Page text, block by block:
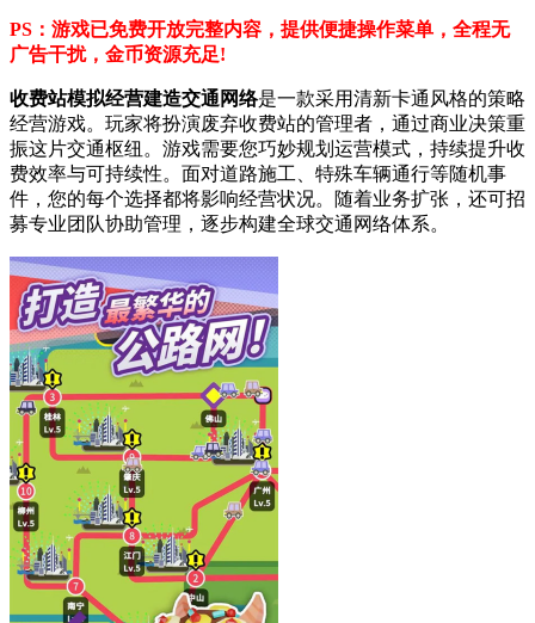
PS：游戏已免费开放完整内容，提供便捷操作菜单，全程无
广告干扰，金币资源充足!
收费站模拟经营建造交通网络是一款采用清新卡通风格的策略
经营游戏。玩家将扮演废弃收费站的管理者，通过商业决策重
振这片交通枢纽。游戏需要您巧妙规划运营模式，持续提升收
费效率与可持续性。面对道路施工、特殊车辆通行等随机事
件，您的每个选择都将影响经营状况。随着业务扩张，还可招
募专业团队协助管理，逐步构建全球交通网络体系。